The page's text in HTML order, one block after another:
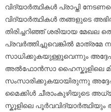
വിദ്യാർത്ഥികൾ പ്രാപ്തി
വിദ്യാർത്ഥികൾ തങ്ങളുടെ
തിരിച്ചറിഞ്ഞ് ശരിയായ
പ്രവർത്തിച്ചുവെങ്കിൽ
സാധിക്കുകയുള്ളൂവെന്നും
അൽഫോൻസാ ഹൈസ്കൂളിലെ
സംസാരിക്കുകയായിരുന്നു
മൈക്കിൾ ചീരാംകുഴിയുടെ
സ്കൂളിലെ